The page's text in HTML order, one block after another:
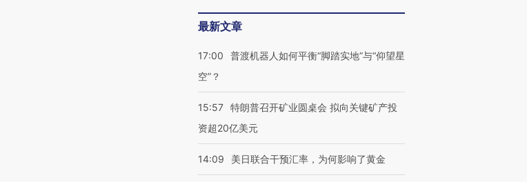
最新文章
17:00
普渡机器人如何平衡“脚踏实地”与“仰望星
空”？
15:57 特朗普召开矿业圆桌会 拟向关键矿产投
资超20亿美元
14:09 美日联合干预汇率，为何影响了黄金